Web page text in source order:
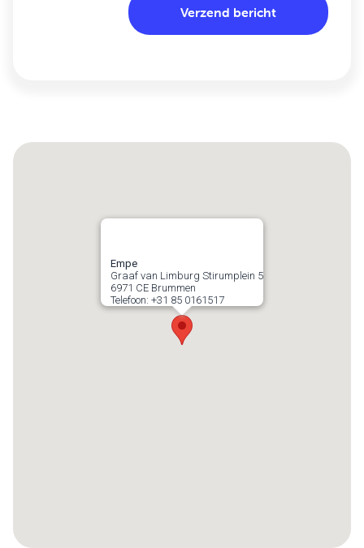
Empe
Graaf van Limburg Stirumplein 5
6971 CE Brummen
Telefoon: +31 85 0161517